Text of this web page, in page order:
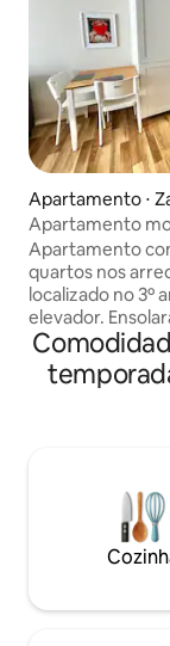
Apartamento ⋅
Apartamento
subterrânea/
Apartamento
quartos nos
localizado no 3º
elevador.
cuidado :-)
de estar, uma
com 300 canais de TV.
Entrada da
m das lojas
conectado com
paradas de